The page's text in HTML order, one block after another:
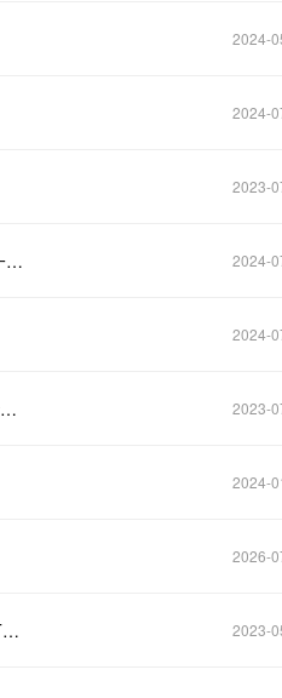
2024-
2024-
2023-
美格智能(002881.SZ)：车规级5G + C-V2X系列模组产品可以应用于车路云一体化领域 2024-
2024-
光库科技(300620.SZ)：继续进军光学芯片市场，实现中高端光子芯片的批量生产 2023-
2024-
2026-
ST迪威迅（300167.SZ）：已完成鄂尔多斯四号机房建设项目 该项目属于BT类业务 2023-